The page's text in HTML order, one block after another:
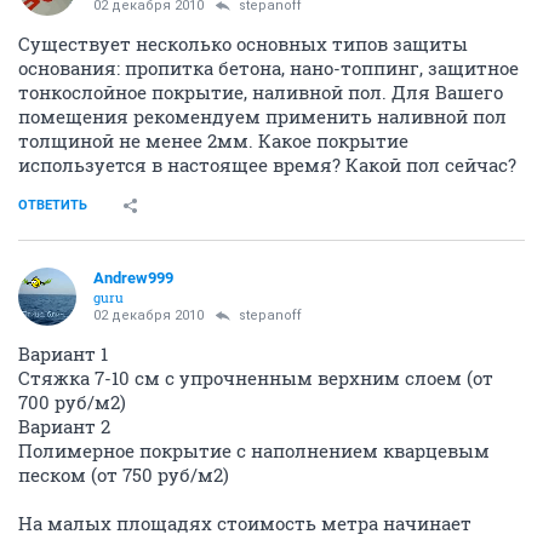
02 декабря 2010 stepanoff
Существует несколько основных типов защиты
основания: пропитка бетона, нано-топпинг, защитное
тонкослойное покрытие, наливной пол. Для Вашего
помещения рекомендуем применить наливной пол
толщиной не менее 2мм. Какое покрытие
используется в настоящее время? Какой пол сейчас?
ОТВЕТИТЬ
Andrew999
guru
02 декабря 2010 stepanoff
Вариант 1
Стяжка 7-10 см с упрочненным верхним слоем (от
700 руб/м2)
Вариант 2
Полимерное покрытие с наполнением кварцевым
песком (от 750 руб/м2)
На малых площадях стоимость метра начинает